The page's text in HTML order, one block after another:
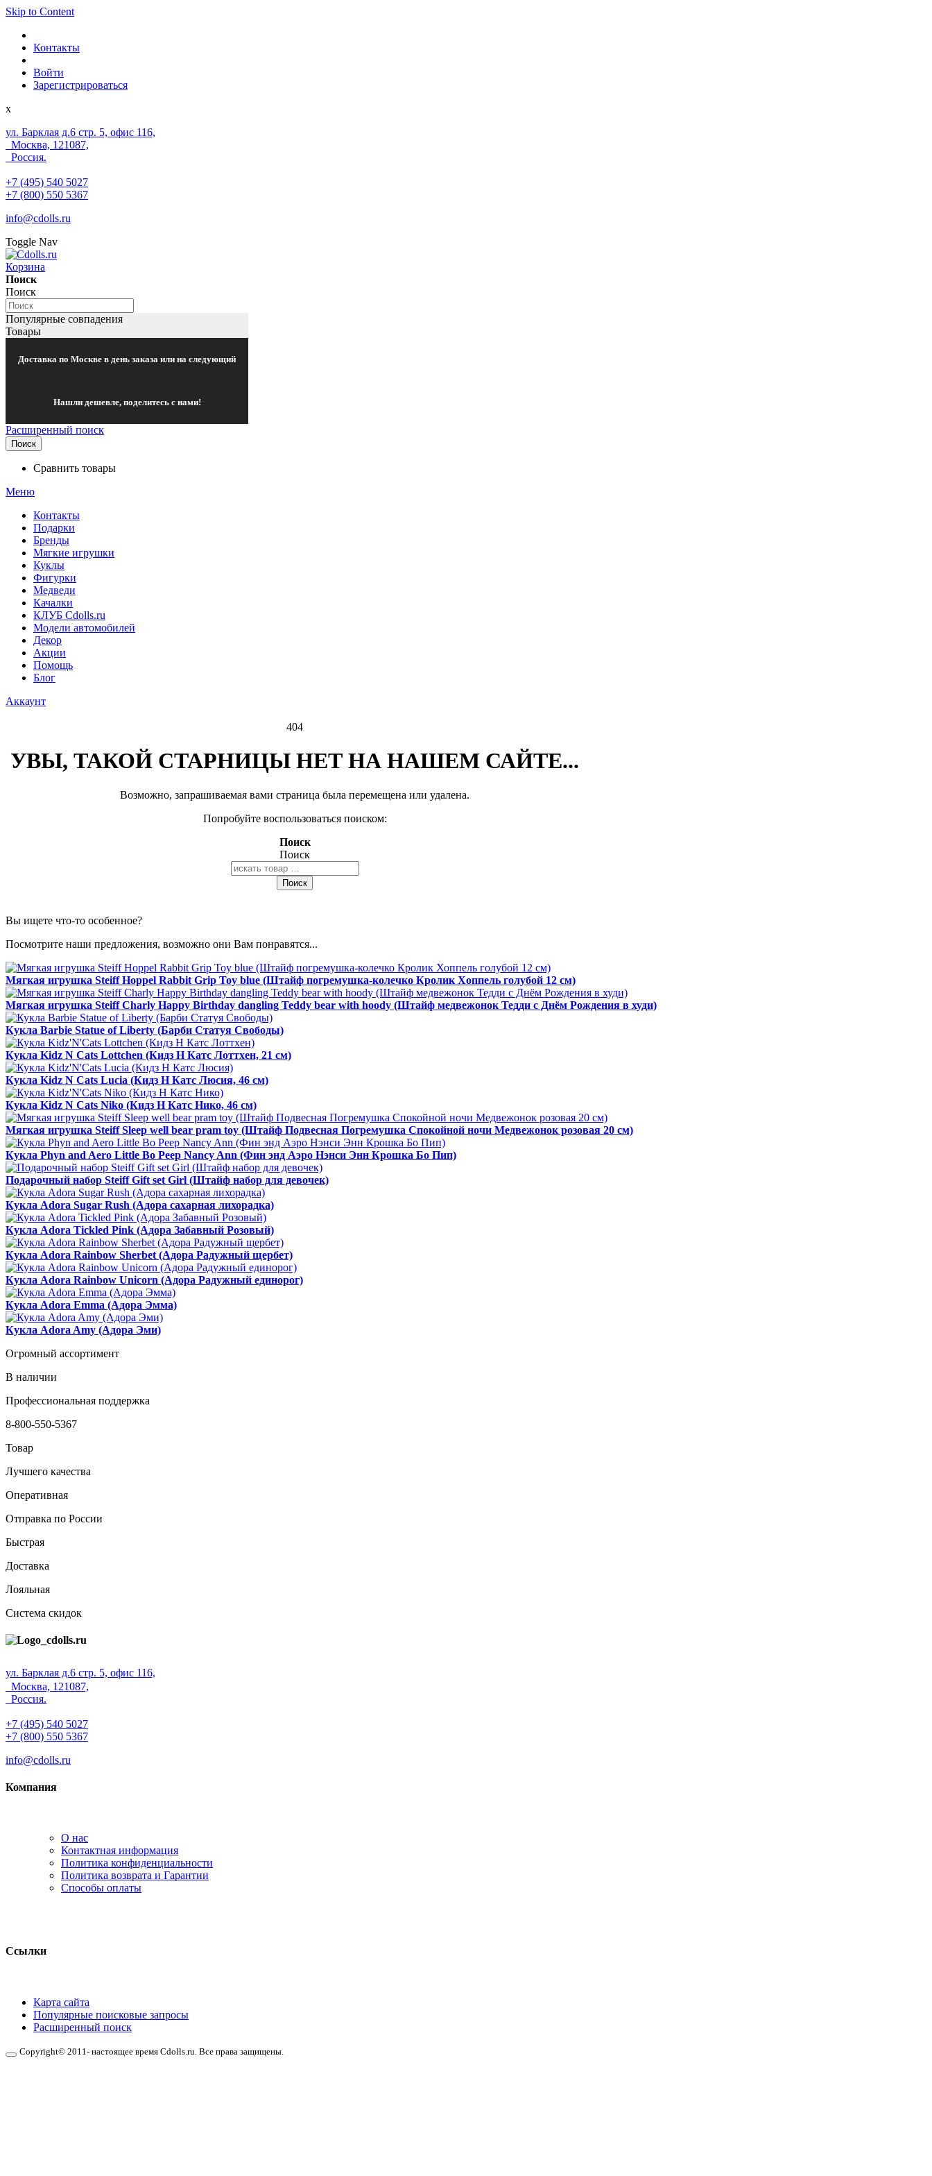
Skip to Content
Контакты
Войти
Зарегистрироваться
x
ул. Барклая д.6 стр. 5, офис 116,
Москва, 121087,
Россия.
+7 (495) 540 5027
+7 (800) 550 5367
info@cdolls.ru
Toggle Nav
Корзина
Поиск
Поиск
Популярные совпадения
Товары
Доставка по Москве в день заказа или на следующий
Нашли дешевле, поделитесь с нами!
Расширенный поиск
Поиск
Сравнить товары
Меню
Контакты
Подарки
Бренды
Мягкие игрушки
Куклы
Фигурки
Медведи
Качалки
КЛУБ Cdolls.ru
Модели автомобилей
Декор
Акции
Помощь
Блог
Аккаунт
404
УВЫ, ТАКОЙ СТАРНИЦЫ НЕТ НА НАШЕМ САЙТЕ...
Возможно, запрашиваемая вами страница была перемещена или удалена.
Попробуйте воспользоваться поиском:
Поиск
Поиск
Поиск
Вы ищете что-то особенное?
Посмотрите наши предложения, возможно они Вам понравятся...
Мягкая игрушка Steiff Hoppel Rabbit Grip Toy blue (Штайф погремушка-колечко Кролик Хоппель голубой 12 см)
Мягкая игрушка Steiff Charly Happy Birthday dangling Teddy bear with hoody (Штайф медвежонок Тедди с Днём Рождения в худи)
Кукла Barbie Statue of Liberty (Барби Статуя Свободы)
Кукла Kidz N Cats Lottchen (Кидз Н Катс Лоттхен, 21 см)
Кукла Kidz N Cats Lucia (Кидз Н Катс Люсия, 46 см)
Кукла Kidz N Cats Niko (Кидз Н Катс Нико, 46 см)
Мягкая игрушка Steiff Sleep well bear pram toy (Штайф Подвесная Погремушка Спокойной ночи Медвежонок розовая 20 см)
Кукла Phyn and Aero Little Bo Peep Nancy Ann (Фин энд Аэро Нэнси Энн Крошка Бо Пип)
Подарочный набор Steiff Gift set Girl (Штайф набор для девочек)
Кукла Adora Sugar Rush (Адора сахарная лихорадка)
Кукла Adora Tickled Pink (Адора Забавный Розовый)
Кукла Adora Rainbow Sherbet (Адора Радужный щербет)
Кукла Adora Rainbow Unicorn (Адора Радужный единорог)
Кукла Adora Emma (Адора Эмма)
Кукла Adora Amy (Адора Эми)
Огромный ассортимент
В наличии
Профессиональная поддержка
8-800-550-5367
Товар
Лучшего качества
Оперативная
Отправка по России
Быстрая
Доставка
Лояльная
Система скидок
ул. Барклая д.6 стр. 5, офис 116,
Москва, 121087,
Россия.
+7 (495) 540 5027
+7 (800) 550 5367
info@cdolls.ru
Компания
О нас
Контактная информация
Политика конфиденциальности
Политика возврата и Гарантии
Способы оплаты
Ссылки
Карта сайта
Популярные поисковые запросы
Расширенный поиск
Copyright© 2011- настоящее время Cdolls.ru. Все права защищены.